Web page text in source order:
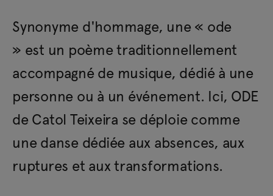
Synonyme d'hommage, une « ode
» est un poème traditionnellement
accompagné de musique, dédié à une
personne ou à un événement. Ici, ODE
de Catol Teixeira se déploie comme
une danse dédiée aux absences, aux
ruptures et aux transformations.